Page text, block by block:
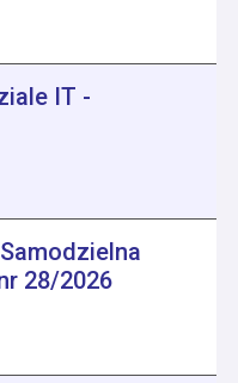
IT -
28/2026